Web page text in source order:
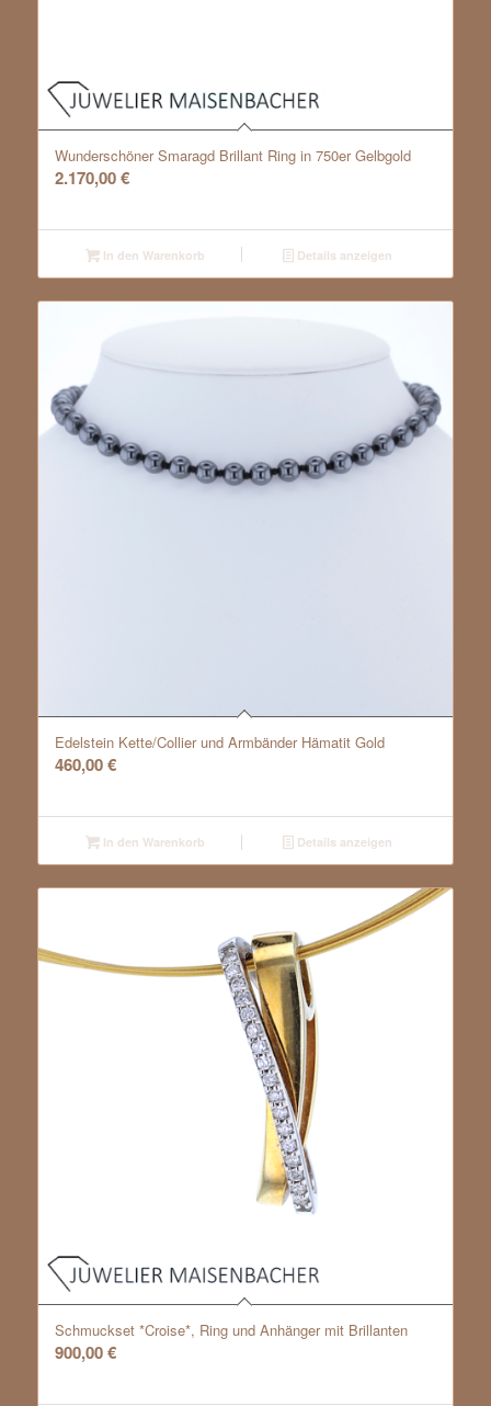
Wunderschöner Smaragd Brillant Ring in 750er Gelbgold
2.170,00€
In den Warenkorb Details anzeigen
Edelstein Kette/Collier und Armbänder Hämatit Gold
460,00€
In den Warenkorb Details anzeigen
Schmuckset *Croise*, Ring und Anhänger mit Brillanten
900,00€